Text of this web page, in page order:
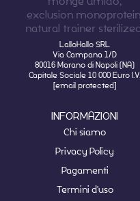
LalloHallo SRL
Via Campana 1/D
80016 Marano di Napoli (NA)
Capitale Sociale 10 000 Euro I.V.
[email protected]
INFORMAZIONI
Chi siamo
Privacy Policy
Pagamenti
Termini d'uso